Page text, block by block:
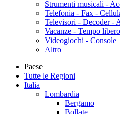
Strumenti musicali -
Telefonia - Fax -
Televisori - Decoder -
Vacanze - Tempo libero
Videogiochi - Console
Altro
Paese
Tutte le Regioni
Italia
Lombardia
Bergamo
Bollate